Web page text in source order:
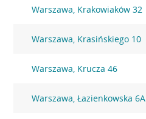
Warszawa, Krakowiaków 32
Warszawa, Krasińskiego 10
Warszawa, Krucza 46
Warszawa, Łazienkowska 6A